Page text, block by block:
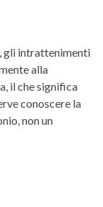
gli intrattenimenti
alla
il che significa
conoscere la
non un